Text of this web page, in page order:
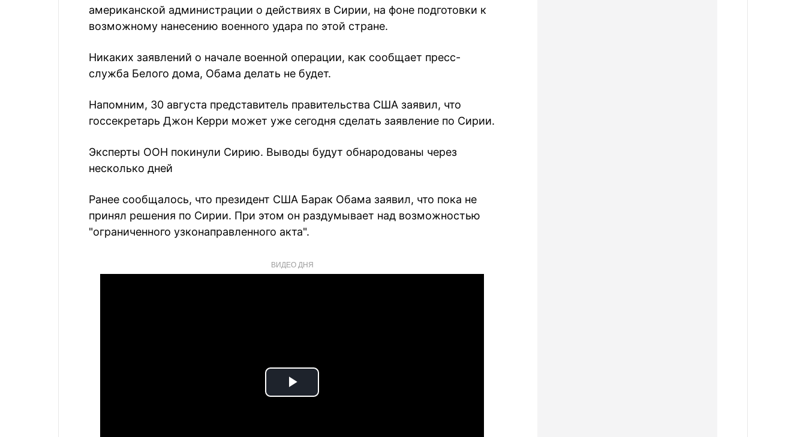
американской администрации о действиях в Сирии, на фоне подготовки к
возможному нанесению военного удара по этой стране.
Никаких заявлений о начале военной операции, как сообщает пресс-
служба Белого дома, Обама делать не будет.
Напомним, 30 августа представитель правительства США заявил, что
госсекретарь Джон Керри может уже сегодня сделать заявление по Сирии.
Эксперты ООН покинули Сирию. Выводы будут обнародованы через
несколько дней
Ранее сообщалось, что президент США Барак Обама заявил, что пока не
принял решения по Сирии. При этом он раздумывает над возможностью
"ограниченного узконаправленного акта".
ВИДЕО ДНЯ
Play